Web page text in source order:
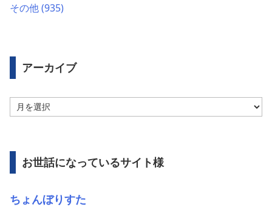
その他(935)
アーカイブ
ー
ブ
お世話になっているサイト様
ちょんぼりすた